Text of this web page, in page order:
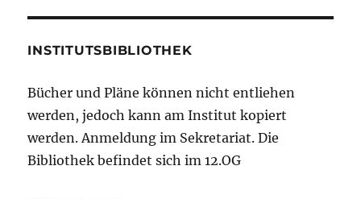
INSTITUTSBIBLIOTHEK
Bücher und Pläne können nicht entliehen
werden, jedoch kann am Institut kopiert
werden. Anmeldung im Sekretariat. Die
Bibliothek befindet sich im 12.OG